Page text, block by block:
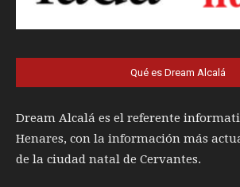
Qué es Dream Alcalá
Dream Alcalá es el referente
Henares, con la información más
de la ciudad natal de Cervantes.